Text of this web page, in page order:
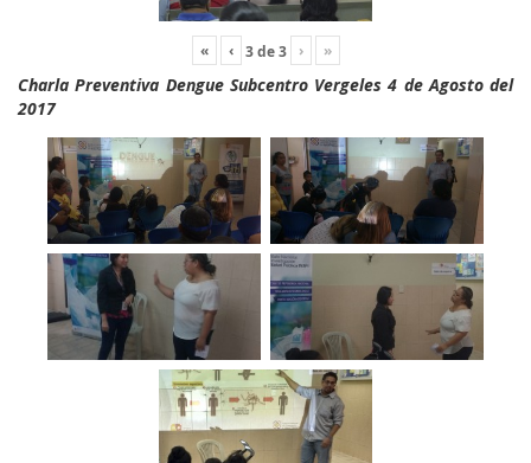
« ‹ 3de3 › »
Charla Preventiva Dengue Subcentro Vergeles 4 de Agosto del
2017